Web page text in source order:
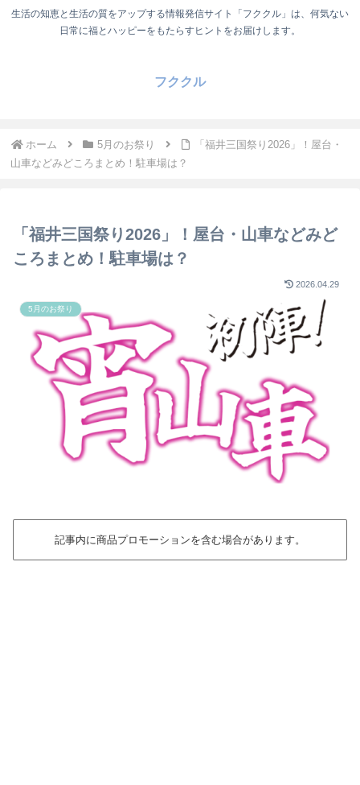
生活の知恵と生活の質をアップする情報発信サイト「フククル」は、何気ない
日常に福とハッピーをもたらすヒントをお届けします。
フククル
ホーム 5月のお祭り
「福井三国祭り2026」！屋台・
山車などみどころまとめ！駐車場は？
「福井三国祭り2026」！屋台・山車などみど
ころまとめ！駐車場は？
2026.04.29
5月のお祭り
記事内に商品プロモーションを含む場合があります。